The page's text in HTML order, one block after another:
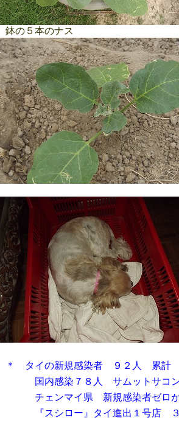
鉢の５本のナス
＊ タイの新規感染者 ９２人 累計
国内感染７８人 サムットサコン
チェンマイ県 新規感染者ゼロが
『スシロー』タイ進出１号店 ３